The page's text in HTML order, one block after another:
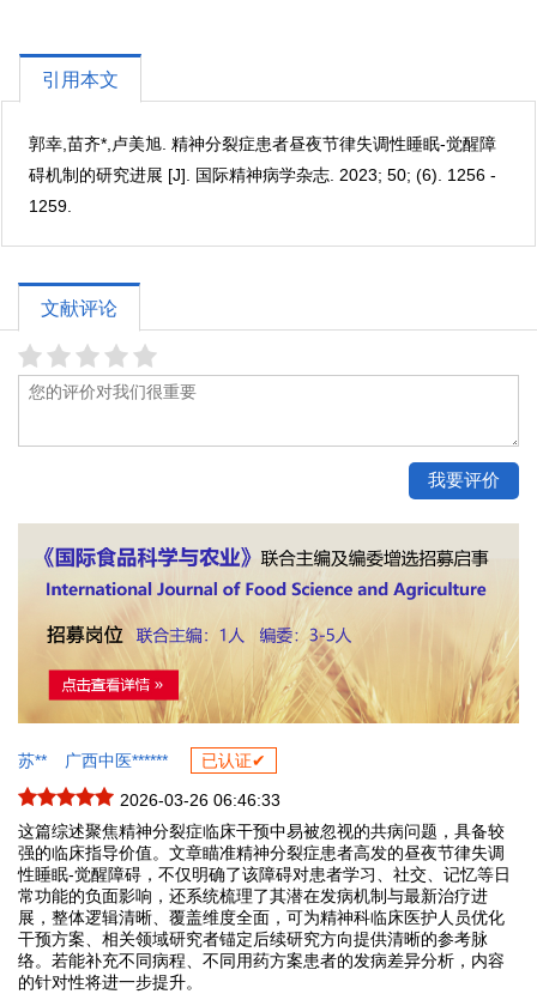
引用本文
郭幸,苗齐*,卢美旭. 精神分裂症患者昼夜节律失调性睡眠-觉醒障
碍机制的研究进展 [J]. 国际精神病学杂志. 2023; 50; (6). 1256 -
1259.
文献评论
苏** 广西中医****** 已认证✔
2026-03-26 06:46:33
这篇综述聚焦精神分裂症临床干预中易被忽视的共病问题，具备较
强的临床指导价值。文章瞄准精神分裂症患者高发的昼夜节律失调
性睡眠-觉醒障碍，不仅明确了该障碍对患者学习、社交、记忆等日
常功能的负面影响，还系统梳理了其潜在发病机制与最新治疗进
展，整体逻辑清晰、覆盖维度全面，可为精神科临床医护人员优化
干预方案、相关领域研究者锚定后续研究方向提供清晰的参考脉
络。若能补充不同病程、不同用药方案患者的发病差异分析，内容
的针对性将进一步提升。